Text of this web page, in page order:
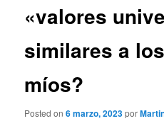
«valores
similares a
míos?
Posted on6 marzo, 2023por